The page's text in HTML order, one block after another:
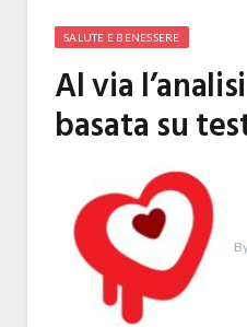
SALUTE E BENESSERE
Al via
basata su